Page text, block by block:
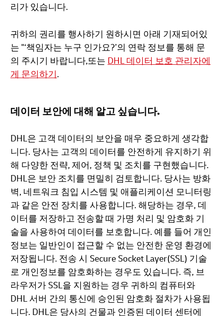
리가 있습니다.
귀하의 권리를 행사하기 원하시면 아래 기재되어있
는 "‘책임자는 누구 인가요?’의 연락 정보를 통해 문
의 주시기 바랍니다,또는 DHL 데이터 보호 관리자에
게 문의하기.
데이터 보안에 대해 알고 싶습니다.
DHL은 고객 데이터의 보안을 매우 중요하게 생각합
니다. 당사는 고객의 데이터를 안전하게 유지하기 위
해 다양한 전략, 제어, 정책 및 조치를 구현했습니다.
DHL은 보안 조치를 면밀히 검토합니다. 당사는 방화
벽, 네트워크 침입 시스템 및 애플리케이션 모니터링
과 같은 안전 장치를 사용합니다. 해당하는 경우, 데
이터를 저장하고 전송할 때 가명 처리 및 암호화 기
술을 사용하여 데이터를 보호합니다. 예를 들어 개인
정보는 일반인이 접근할 수 없는 안전한 운영 환경에
저장됩니다. 전송 시 Secure Socket Layer(SSL) 기술
로 개인정보를 암호화하는 경우도 있습니다. 즉, 브
라우저가 SSL을 지원하는 경우 귀하의 컴퓨터와
DHL 서버 간의 통신에 승인된 암호화 절차가 사용됩
니다. DHL은 당사의 건물과 인증된 데이터 센터에